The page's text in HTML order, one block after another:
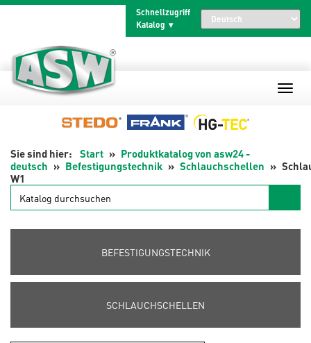
Schnellzugriff
Katalog
Start
Produktkatalog von asw24 -
deutsch
Befestigungstechnik Schlauchschellen
W1
Katalog
durchsuchen
BEFESTIGUNGSTECHNIK
SCHLAUCHSCHELLEN